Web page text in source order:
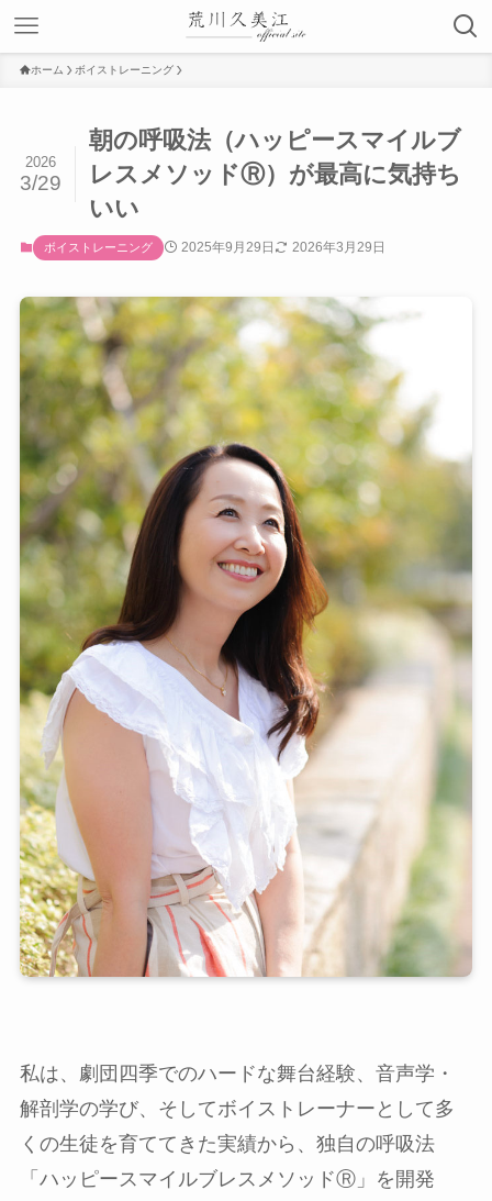
ホーム ボイストレーニング
朝の呼吸法（ハッピースマイルブ
レスメソッドⓇ）が最高に気持ち
いい
2026
3/29
ボイストレーニング 2025年9月29日 2026年3月29日
私は、劇団四季でのハードな舞台経験、音声学・
解剖学の学び、そしてボイストレーナーとして多
くの生徒を育ててきた実績から、独自の呼吸法
「ハッピースマイルブレスメソッドⓇ」を開発